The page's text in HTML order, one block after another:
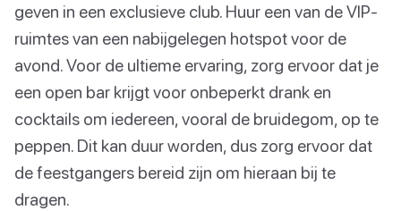
geven in een exclusieve club. Huur een van de VIP-
ruimtes van een nabijgelegen hotspot voor de
avond. Voor de ultieme ervaring, zorg ervoor dat je
een open bar krijgt voor onbeperkt drank en
cocktails om iedereen, vooral de bruidegom, op te
peppen. Dit kan duur worden, dus zorg ervoor dat
de feestgangers bereid zijn om hieraan bij te
dragen.